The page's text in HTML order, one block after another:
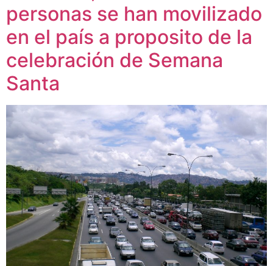
personas se han movilizado
en el país a proposito de la
celebración de Semana
Santa